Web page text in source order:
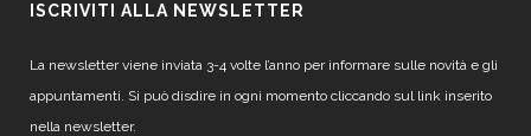
ISCRIVITI ALLA NEWSLETTER
La newsletter viene inviata 3-4 volte l’anno per informare sulle novità e gli
appuntamenti. Si può disdire in ogni momento cliccando sul link inserito
nella newsletter.